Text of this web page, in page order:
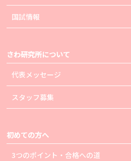
国試情報
さわ研究所について
代表メッセージ
スタッフ募集
初めての方へ
3つのポイント・合格への道